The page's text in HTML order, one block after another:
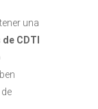
una
CDTI